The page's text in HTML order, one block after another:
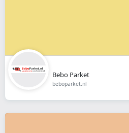
Bebo Parket
beboparket.nl